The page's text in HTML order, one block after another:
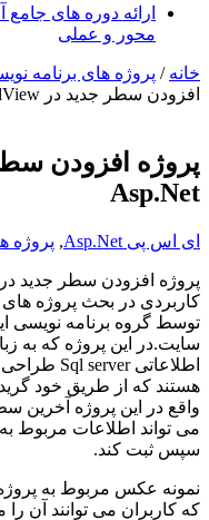
ارائه دوره های
محور و عملی
خانه / پروژه های برنامه
افزودن سطر جدید در GridView با Asp.Net
Asp.Net
ای اس پی Asp.Net , پروژه
پروژه افزودن سطر جدید در
کاربردی در بحث پروژه های
توسط گروه برنامه نویسی
سایت.در این پروژه که به
اطلاعاتیSql server طراحی
هستند که از طریق خود
واقع در این پروژه آخرین
می تواند اطلاعات مربوط
سپس ثبت کند.
نمونه عکس مربوط به
که کاربران می توانند آن را